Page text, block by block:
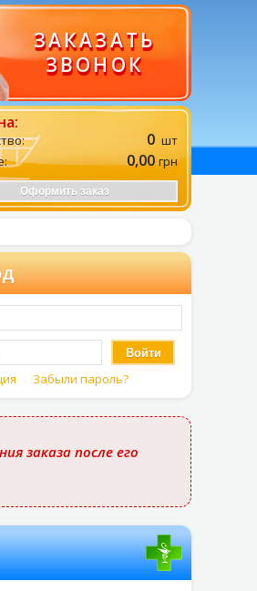
ЗАКАЗАТЬ
ЗВОНОК
0 шт
0,00 грн
Оформить заказ
Войти
Забыли пароль?
заказа после его